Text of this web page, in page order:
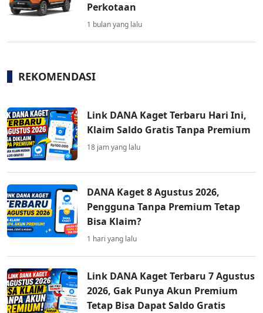
Perkotaan
1 bulan yang lalu
REKOMENDASI
Link DANA Kaget Terbaru Hari Ini,
Klaim Saldo Gratis Tanpa Premium
18 jam yang lalu
DANA Kaget 8 Agustus 2026,
Pengguna Tanpa Premium Tetap
Bisa Klaim?
1 hari yang lalu
Link DANA Kaget Terbaru 7 Agustus
2026, Gak Punya Akun Premium
Tetap Bisa Dapat Saldo Gratis